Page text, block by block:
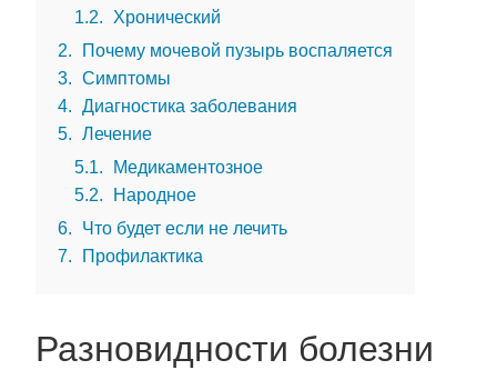
1.2
Хронический
2
Почему мочевой пузырь воспаляется
3
Симптомы
4
Диагностика заболевания
5
Лечение
5.1
Медикаментозное
5.2
Народное
6
Что будет если не лечить
7
Профилактика
Разновидности болезни